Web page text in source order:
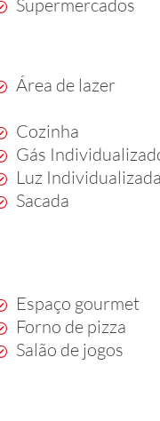
Supermercados
Área de lazer
Cozinha
Gás
Luz Individualizada
Sacada
Espaço gourmet
Forno de pizza
Salão de jogos